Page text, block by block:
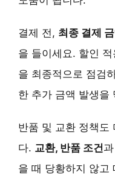
결제 전, 최종 결제
을 들이세요. 할인
을 최종적으로 점검
한 추가 금액 발생을
반품 및 교환 정책도
다. 교환, 반품 조건과
을 때 당황하지 않고